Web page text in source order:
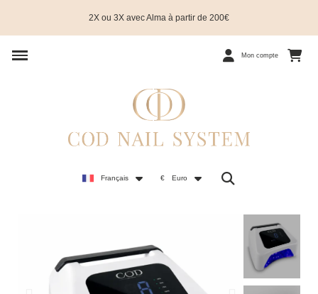
2X ou 3X avec Alma à partir de 200€
Mon compte
Français € Euro